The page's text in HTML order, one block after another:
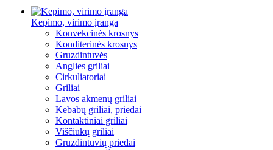
Kepimo, virimo įranga
Konvekcinės krosnys
Konditerinės krosnys
Gruzdintuvės
Anglies griliai
Cirkuliatoriai
Griliai
Lavos akmenų griliai
Kebabų griliai, priedai
Kontaktiniai griliai
Viščiukų griliai
Gruzdintuvių priedai